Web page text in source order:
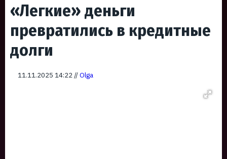
«Легкие» деньги
превратились в кредитные
долги
11.11.2025 14:22 //Olga